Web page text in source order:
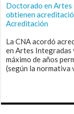
Doctorado en Artes
obtienen
Acreditación
La CNA acordó
en Artes Integradas
máximo de años
(según la normativa